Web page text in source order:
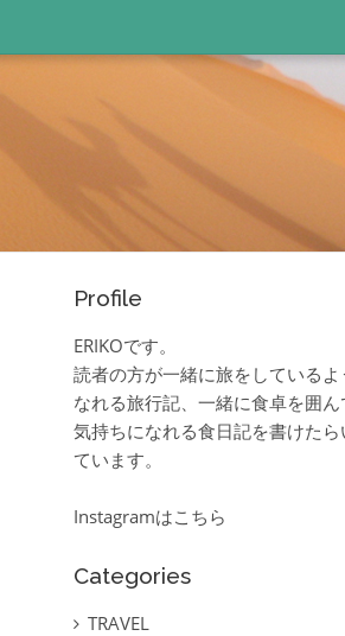
Profile
ERIKOです。
読者の方が一緒に旅をしている
なれる旅行記、一緒に食卓を囲
気持ちになれる食日記を書けたら
ています。
Instagramはこちら
Categories
TRAVEL